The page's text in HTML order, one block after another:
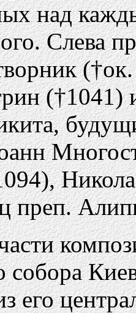
над
Слева
(†1041)
преп.
собора
его